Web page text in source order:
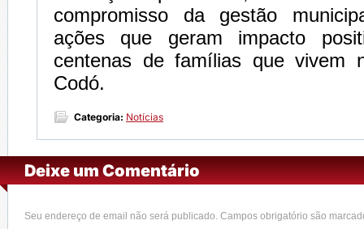
compromisso da gestão
ações que geram impacto
centenas de famílias que vivem
Codó.
Categoria: Notícias
Deixe um Comentário
Seu endereço de email não será publicado. Campos obrigatório são